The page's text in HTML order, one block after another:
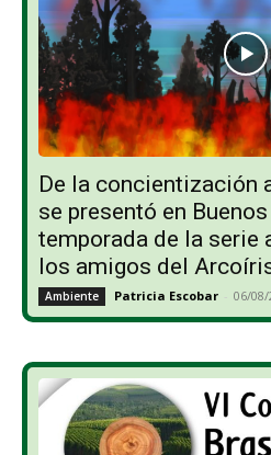
De la concientización
se presentó en
temporada de la serie
los amigos del
Ambiente Patricia Escobar - 06/08/